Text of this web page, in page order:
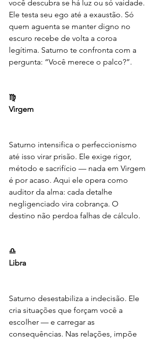
você descubra se há luz ou só vaidade.
Ele testa seu ego até a exaustão. Só
quem aguenta se manter digno no
escuro recebe de volta a coroa
legítima. Saturno te confronta com a
pergunta: “Você merece o palco?”.
♍️
Virgem
Saturno intensifica o perfeccionismo
até isso virar prisão. Ele exige rigor,
método e sacrifício — nada em Virgem
é por acaso. Aqui ele opera como
auditor da alma: cada detalhe
negligenciado vira cobrança. O
destino não perdoa falhas de cálculo.
♎️
Libra
Saturno desestabiliza a indecisão. Ele
cria situações que forçam você a
escolher — e carregar as
consequências. Nas relações, impõe